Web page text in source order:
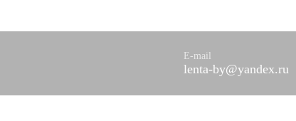
E-mail
lenta-by@yandex.ru
Занавески
Шнуры